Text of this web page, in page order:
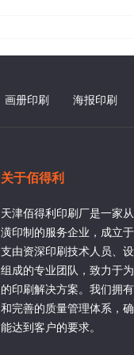
画册印刷 海报印刷
关于佰得利
天津佰得利印刷厂是一家
潢印制的服务企业，成立
支由资深印刷技术人员、
组成的专业团队，致力于
的印刷解决方案。我们拥
和完善的质量管理体系，
能达到客户的要求。